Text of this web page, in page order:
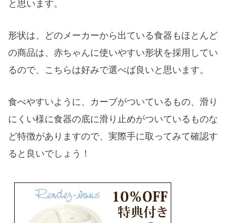
と思います。
形状は、
どのメーカーから出ている食器もほとんど
の商品は、赤ちゃんに使いやすい形状を採用してい
るので、こちらは好みで選べば良いと思います。
食べやすいように、カーブがついているもの、滑り
にくい様に食器の底に滑り止めがついているものな
ど特徴がありますので、実際手に取ってみて確認す
ると良いでしょう！